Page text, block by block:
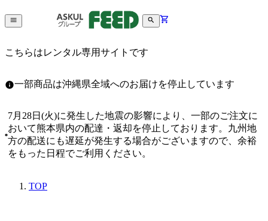
こちらはレンタル専用サイトです
一部商品は沖縄県全域へのお届けを停止しています
7月28日(火)に発生した地震の影響により、一部のご注文に
おいて熊本県内の配達・返却を停止しております。九州地
方の配送にも遅延が発生する場合がございますので、余裕
をもった日程でご利用ください。
TOP